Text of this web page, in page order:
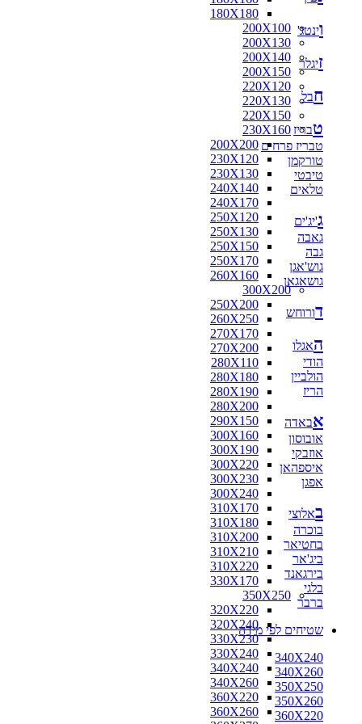
180X180
200X100
200X130
200X140
200X150
220X120
220X130
220X150
230X160
200X200
230X120
230X130
240X140
240X170
250X120
250X130
250X150
250X170
260X160
300X200
250X200
260X250
270X170
270X200
280X110
280X180
280X190
280X200
290X150
300X160
300X190
300X220
300X230
300X240
310X170
310X180
310X200
310X210
310X220
330X170
350X250
320X220
320X240
330X230
330X240
340X240
340X260
360X220
360X260
וינטג'
זיגלר
חבל
טבריז
טבריז פרחים
טורקמן
טיבטי
טלאים
ג'יג'ים
גאבה
גבה
גוש'אגן
גושאגאן
דורוחש
האגלו
הודי
הולביין
הריז
אבאדה
אובוסון
אוזבקי
איספהאן
אפגן
באלוצי
בוכרה
בחטיאר
ביג'אר
בירגאנד
בלגי
ברבר
שטיחים לפי מידה
340X240
340X260
350X250
350X260
360X220